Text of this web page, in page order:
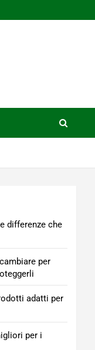
differenze che
per
adatti per
per i